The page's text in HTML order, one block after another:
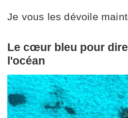
Je vous les dévoile
Le cœur bleu pour
l'océan